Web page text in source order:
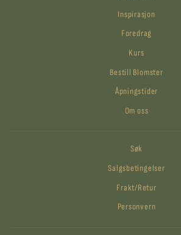
Inspirasjon
Foredrag
Kurs
Bestill Blomster
Åpningstider
Om oss
Søk
Salgsbetingelser
Frakt/Retur
Personvern